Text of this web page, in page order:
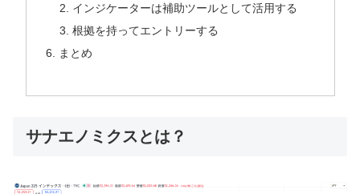
インジケーターは補助ツールとして活用する
根拠を持ってエントリーする
まとめ
サナエノミクスとは？